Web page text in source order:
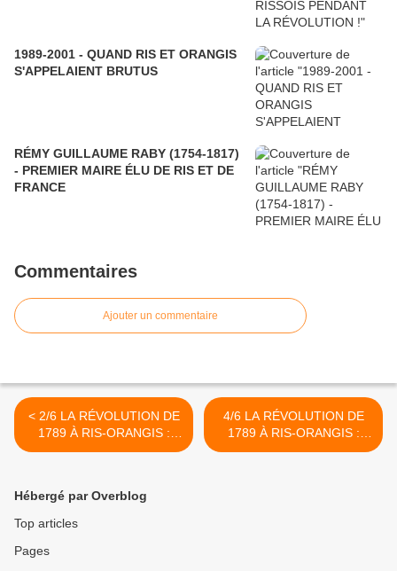
1989-2001 - QUAND RIS ET ORANGIS
S'APPELAIENT BRUTUS
RÉMY GUILLAUME RABY (1754-1817)
- PREMIER MAIRE ÉLU DE RIS ET DE
FRANCE
Commentaires
Ajouter un commentaire
< 2/6 LA RÉVOLUTION DE
1789 À RIS-ORANGIS :
PROTAGONISTES
4/6 LA RÉVOLUTION DE
1789 À RIS-ORANGIS :
FÊTE CIVIQUE >
Hébergé par Overblog
Top articles
Pages